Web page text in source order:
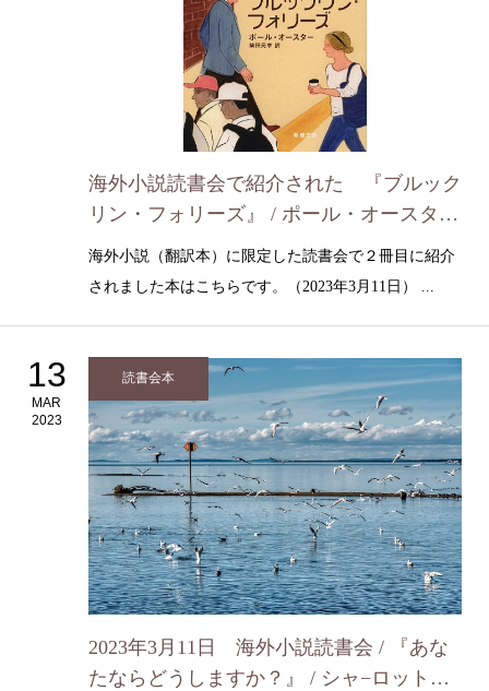
海外小説読書会で紹介された 『ブルック
リン・フォリーズ』 / ポール・オースター
（2023年3月11日）
海外小説（翻訳本）に限定した読書会で２冊目に紹介
されました本はこちらです。（2023年3月11日） ...
13
MAR
2023
読書会本
2023年3月11日 海外小説読書会 / 『あな
たならどうしますか？』 / シャ−ロット・